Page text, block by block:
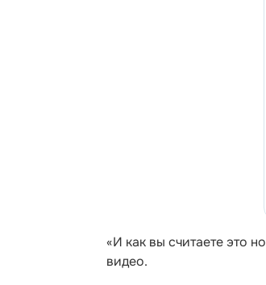
«И как вы считаете это
видео.